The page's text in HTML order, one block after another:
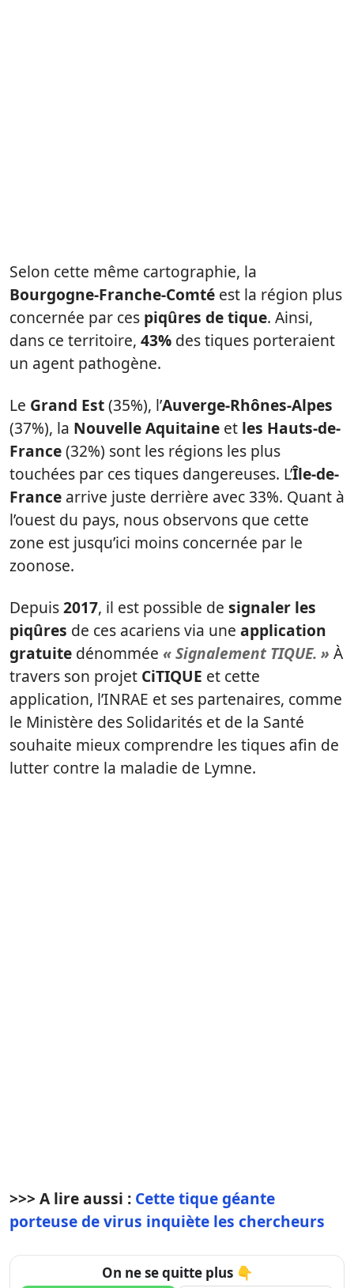
Selon cette même cartographie, la
Bourgogne-Franche-Comté est la région plus
concernée par ces piqûres de tique. Ainsi,
dans ce territoire, 43% des tiques porteraient
un agent pathogène.
Le Grand Est(35%), l’Auverge-Rhônes-Alpes
(37%), la Nouvelle Aquitaine et les Hauts-de-
France(32%) sont les régions les plus
touchées par ces tiques dangereuses. L’Île-de-
France arrive juste derrière avec 33%. Quant à
l’ouest du pays, nous observons que cette
zone est jusqu’ici moins concernée par le
zoonose.
Depuis2017, il est possible de signaler les
piqûres de ces acariens via une application
gratuite dénommée « Signalement TIQUE. » À
travers son projet CiTIQUE et cette
application, l’INRAE et ses partenaires, comme
le Ministère des Solidarités et de la Santé
souhaite mieux comprendre les tiques afin de
lutter contre la maladie de Lymne.
>>> A lire aussi : Cette tique géante
porteuse de virus inquiète les chercheurs
On ne se quitte plus 👇